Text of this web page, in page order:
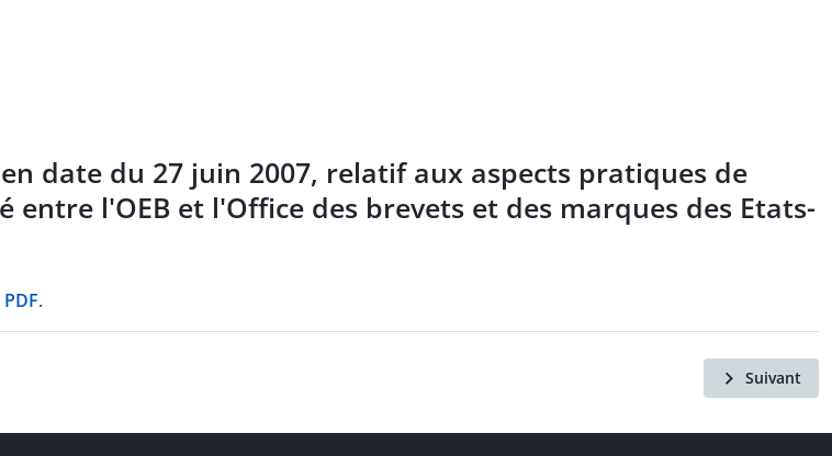
date du 27 juin 2007, relatif aux aspects pratiques de
l'OEB et l'Office des brevets et des marques des Etats-
.
Suivant